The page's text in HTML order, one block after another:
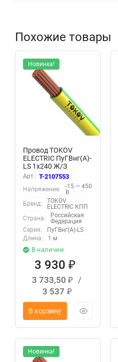
Похожие товары
Новинка!
Провод TOKOV
ELECTRIC ПуГВнг(А)-
LS 1х240 Ж/З
450/750В (м)
Арт.: T-2107553
Напряжение:
-15 — 450
В
Бренд:
TOKOV
ELECTRIC КПП
Страна:
Российская
Федерация
Серия:
ПуГВнг(А)-LS
Длина:
1 м
В наличии
3 930 ₽
3 733,50 ₽
/
3 537 ₽
В корзину
Новинка!